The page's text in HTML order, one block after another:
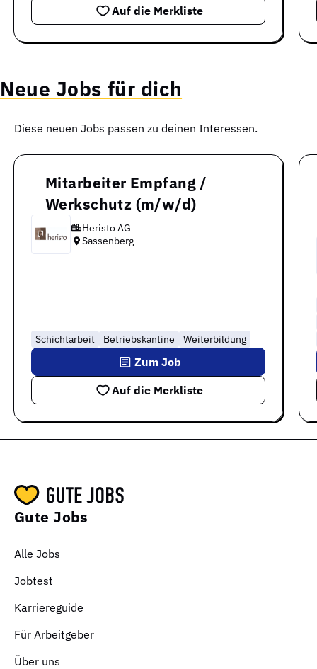
Auf die Merkliste
Neue Jobs für dich
Diese neuen Jobs passen zu deinen Interessen.
Mitarbeiter Empfang /
Werkschutz (m/w/d)
Heristo AG
Sassenberg
Schichtarbeit Betriebskantine Weiterbildung
Auf die Merkliste
Zum Job
Gute Jobs
Alle Jobs
Jobtest
Karriereguide
Für Arbeitgeber
Über uns